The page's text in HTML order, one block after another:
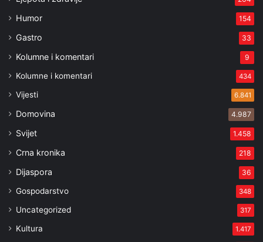
Humor 154
Gastro 33
Kolumne i komentari 9
Kolumne i komentari 434
Vijesti 6.841
Domovina 4.987
Svijet 1.458
Crna kronika 218
Dijaspora 36
Gospodarstvo 348
Uncategorized 317
Kultura 1.417